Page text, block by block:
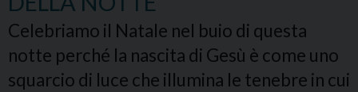
Celebriamo il Natale nel buio di questa
notte perché la nascita di Gesù è come uno
squarcio di luce che illumina le tenebre in cui